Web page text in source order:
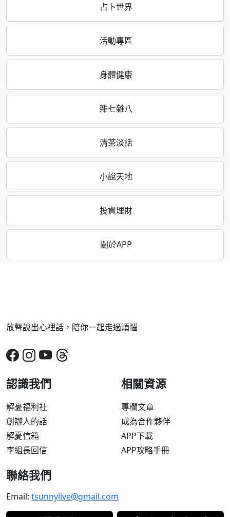
占卜世界
活動專區
身體健康
雜七雜八
清茶淡話
小說天地
投資理財
關於APP
放聲說出心裡話，陪你一起走過煩惱
認識我們
解憂福利社
創辦人的話
解憂信箱
李組長回信
相關資源
專欄文章
成為合作夥伴
APP下載
APP攻略手冊
聯絡我們
Email: tsunnylive@gmail.com